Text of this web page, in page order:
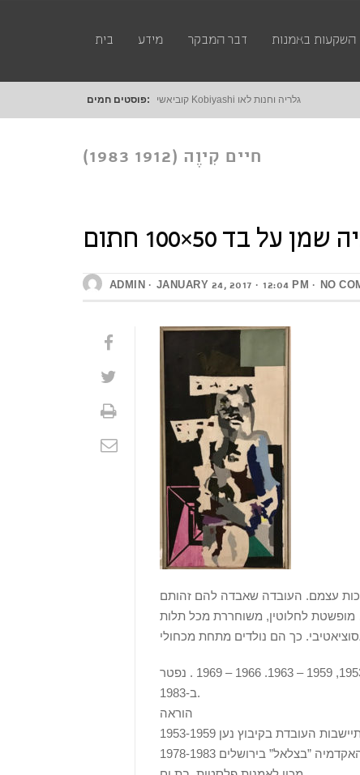
בית מידע דבר המבקר השקעות באמנות
פוסטים חמים: קוביאשי Kobiyashi גלריה וחנות לאומנות דיגטלית
חיים קִיוֶה (1912 1983)
קומפוזיציה שמן על בד
ADMIN JANUARY 24, 2017 12:04 PM NO
עצמם. העובדה שאבדה להם זהותם
מופשטת לחלוטין, משוחררת מכל תלות
צייר. נולד בגרמניה, 1912. עלה ארצה ב-1934. שהה בפריז בשנים 1953, 1959 – 1963. 1966 – 1969 . נפטר
ב-1983.
הוראה